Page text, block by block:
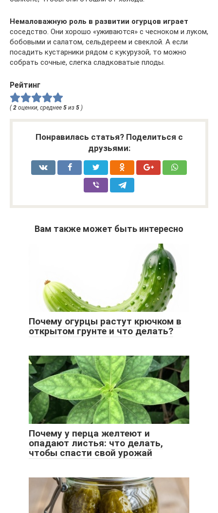
Немаловажную роль в развитии огурцов играет
соседство. Они хорошо «уживаются» с чесноком и луком,
бобовыми и салатом, сельдереем и свеклой. А если
посадить кустарники рядом с кукурузой, то можно
собрать сочные, слегка сладковатые плоды.
Рейтинг
( 2 оценки, среднее 5 из 5 )
Понравилась статья? Поделиться с
друзьями:
Вам также может быть интересно
Почему огурцы растут крючком в
открытом грунте и что делать?
Почему у перца желтеют и
опадают листья: что делать,
чтобы спасти свой урожай